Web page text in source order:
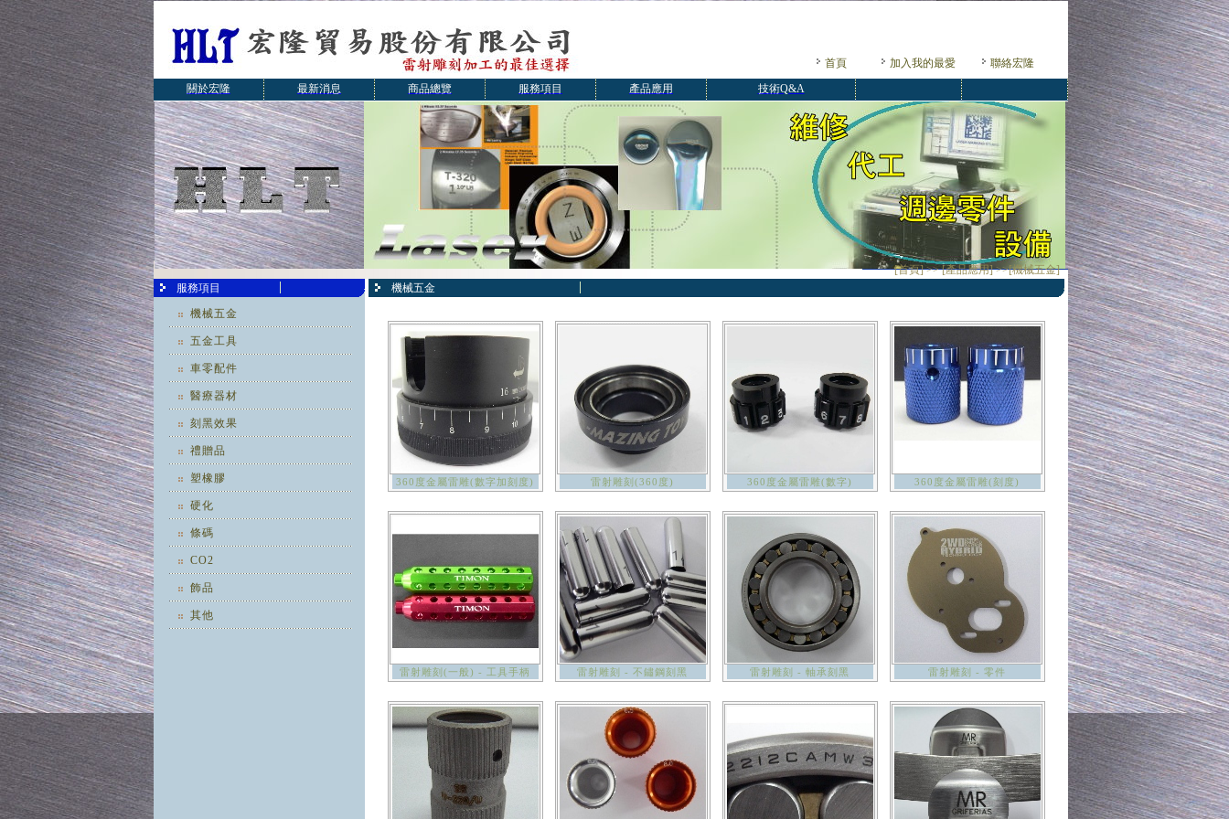
首頁 加入我的最愛
聯絡宏隆
關於宏隆
最新消息 商品總覽 服務項目 產品應用 技術Q&A
[首頁] >> [產品應用] >>[機械五金]
服務項目
機械五金
五金工具
車零配件
醫療器材
刻黑效果
禮贈品
塑橡膠
硬化
條碼
CO2
飾品
其他
機械五金
360度金屬雷雕(數字加刻度) 雷射雕刻(360度) 360度金屬雷雕(數字) 360度金屬雷雕(刻度)
雷射雕刻(一般) - 工具手柄 雷射雕刻 - 不鏽鋼刻黑 雷射雕刻 - 軸承刻黑 雷射雕刻 - 零件